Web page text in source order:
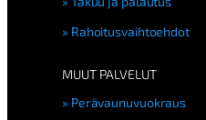
Rahoitusvaihtoehdot
MUUT PALVELUT
Perävaunuvuokraus